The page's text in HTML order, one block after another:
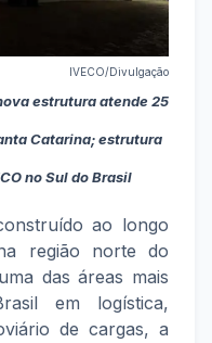
IVECO/Divulgação
estrutura atende 25
Catarina; estrutura
no Sul do Brasil
ao longo
região norte do
das áreas mais
em logística,
de cargas, a